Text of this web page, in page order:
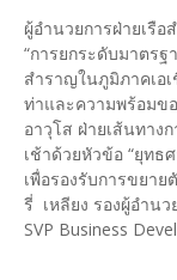
ผู้อำนวยการฝ่ายเรื
“การยกระดับมาตรฐ
สำราญในภูมิภาคเอ
ท่าและความพร้อมข
อาวุโส ฝ่ายเส้นทาง
เช้าด้วยหัวข้อ “ยุทธ
เพื่อรองรับการขยา
รี่ เหลียง รองผู้อำน
SVP Business